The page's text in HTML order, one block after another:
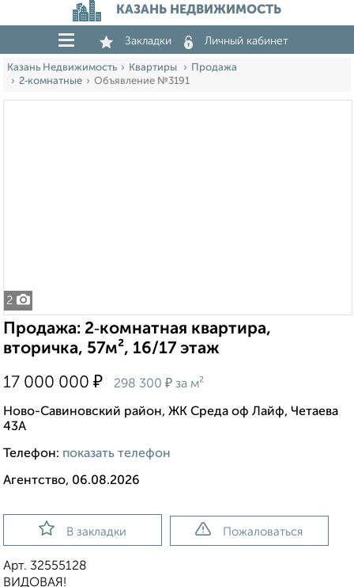
КАЗАНЬ НЕДВИЖИМОСТЬ
Закладки Личный кабинет
Казань Недвижимость Квартиры
Продажа
2‑комнатные
Объявление №3191
2
Продажа: 2‑комнатная квартира,
вторичка, 57м², 16/17 этаж
17 000 000 ₽ 298 300 ₽ за м²
Ново-Савиновский район, ЖК Среда оф Лайф, Четаева
43А
Телефон: показать телефон
Агентство, 06.08.2026
В закладки Пожаловаться
Арт. 32555128
ВИДОВАЯ!